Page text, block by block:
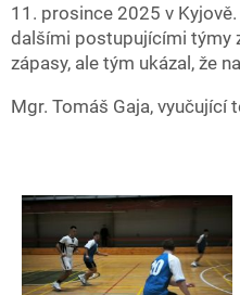
11. prosince 2025 v
dalšími postupujícími týmy
zápasy, ale tým ukázal, že
Mgr. Tomáš Gaja, vyučující